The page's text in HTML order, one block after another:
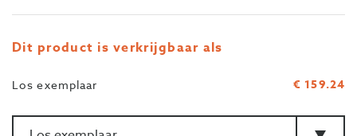
Dit product is verkrijgbaar als
Los exemplaar
€ 159.24